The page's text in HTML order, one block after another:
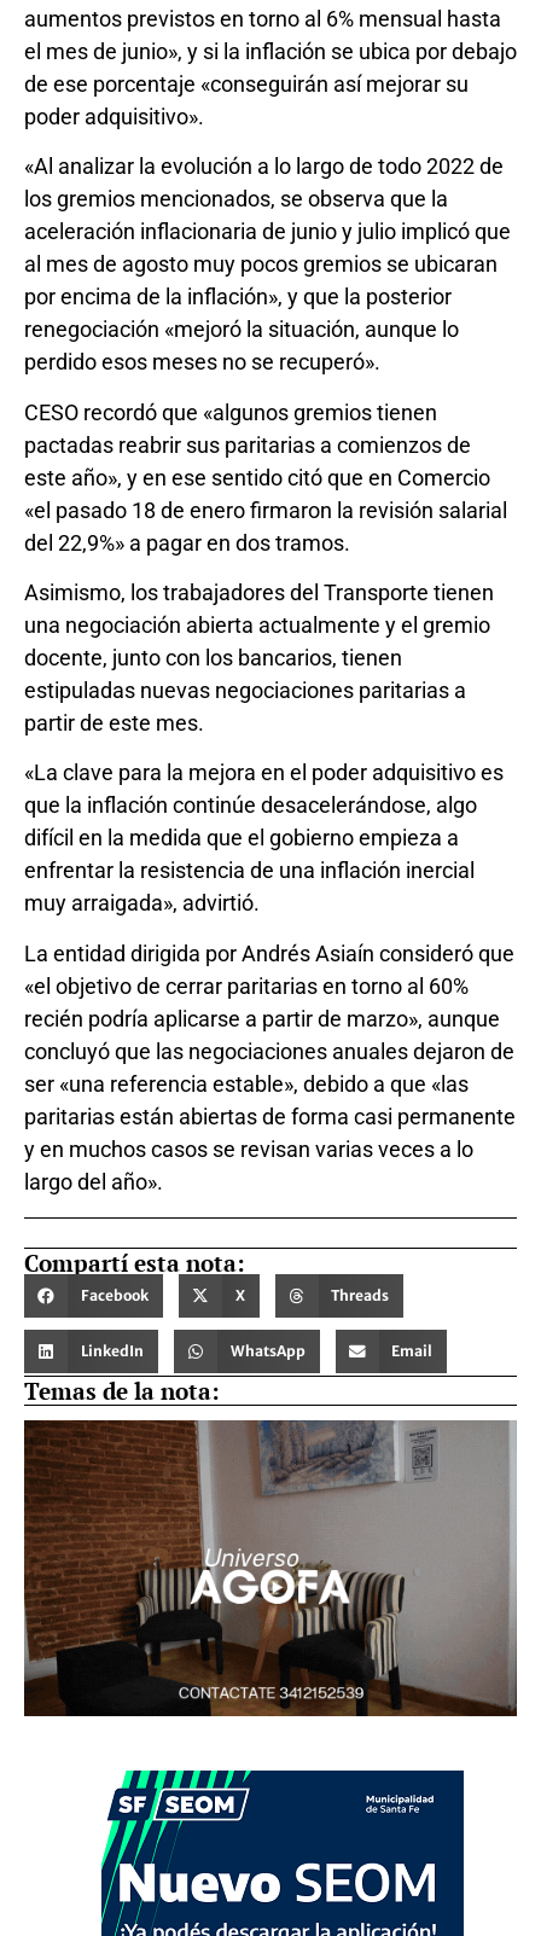
aumentos previstos en torno al 6% mensual hasta
el mes de junio», y si la inflación se ubica por debajo
de ese porcentaje «conseguirán así mejorar su
poder adquisitivo».
«Al analizar la evolución a lo largo de todo 2022 de
los gremios mencionados, se observa que la
aceleración inflacionaria de junio y julio implicó que
al mes de agosto muy pocos gremios se ubicaran
por encima de la inflación», y que la posterior
renegociación «mejoró la situación, aunque lo
perdido esos meses no se recuperó».
CESO recordó que «algunos gremios tienen
pactadas reabrir sus paritarias a comienzos de
este año», y en ese sentido citó que en Comercio
«el pasado 18 de enero firmaron la revisión salarial
del 22,9%» a pagar en dos tramos.
Asimismo, los trabajadores del Transporte tienen
una negociación abierta actualmente y el gremio
docente, junto con los bancarios, tienen
estipuladas nuevas negociaciones paritarias a
partir de este mes.
«La clave para la mejora en el poder adquisitivo es
que la inflación continúe desacelerándose, algo
difícil en la medida que el gobierno empieza a
enfrentar la resistencia de una inflación inercial
muy arraigada», advirtió.
La entidad dirigida por Andrés Asiaín consideró que
«el objetivo de cerrar paritarias en torno al 60%
recién podría aplicarse a partir de marzo», aunque
concluyó que las negociaciones anuales dejaron de
ser «una referencia estable», debido a que «las
paritarias están abiertas de forma casi permanente
y en muchos casos se revisan varias veces a lo
largo del año».
Compartí esta nota:
Facebook X Threads
LinkedIn WhatsApp Email
Temas de la nota: